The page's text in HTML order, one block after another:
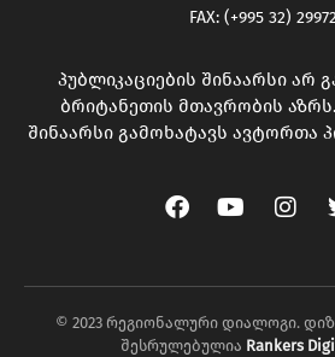
FAX: (+995 32)
პუბლიკაციების შინაარსი არ
ბრიტანეთის მთავრობის
შინაარსი გამოხატავს ავტორთა
© 2023 რეგიონალური დიალოგი.
შესრულებულია Rankers